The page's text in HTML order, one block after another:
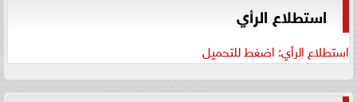
استطلاع الرأي
استطلاع الرأي: اضغط للتحميل